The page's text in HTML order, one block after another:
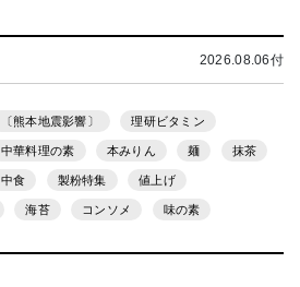
2026.08.06付
〔熊本地震影響〕 理研ビタミン
中華料理の素 本みりん 麺 抹茶
中食 製粉特集 値上げ
海苔 コンソメ 味の素